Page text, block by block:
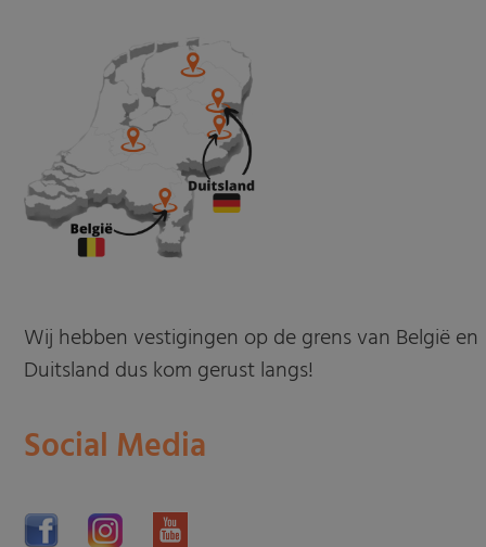
Wij hebben vestigingen op de grens van België en
Duitsland dus kom gerust langs!
Social Media